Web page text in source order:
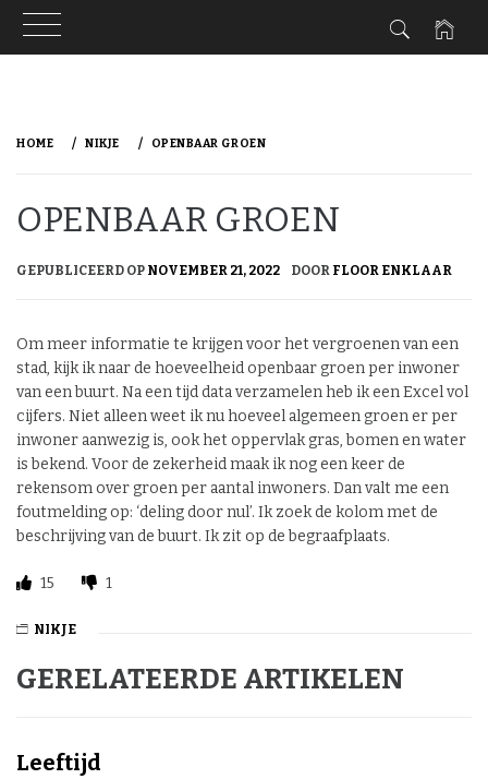
HOME NIKJE OPENBAAR GROEN
OPENBAAR GROEN
GEPUBLICEERD OP NOVEMBER 21, 2022 DOOR FLOOR ENKLAAR
Om meer informatie te krijgen voor het vergroenen van een
stad, kijk ik naar de hoeveelheid openbaar groen per inwoner
van een buurt. Na een tijd data verzamelen heb ik een Excel vol
cijfers. Niet alleen weet ik nu hoeveel algemeen groen er per
inwoner aanwezig is, ook het oppervlak gras, bomen en water
is bekend. Voor de zekerheid maak ik nog een keer de
rekensom over groen per aantal inwoners. Dan valt me een
foutmelding op: ‘deling door nul’. Ik zoek de kolom met de
beschrijving van de buurt. Ik zit op de begraafplaats.
15 1
NIKJE
GERELATEERDE ARTIKELEN
Leeftijd